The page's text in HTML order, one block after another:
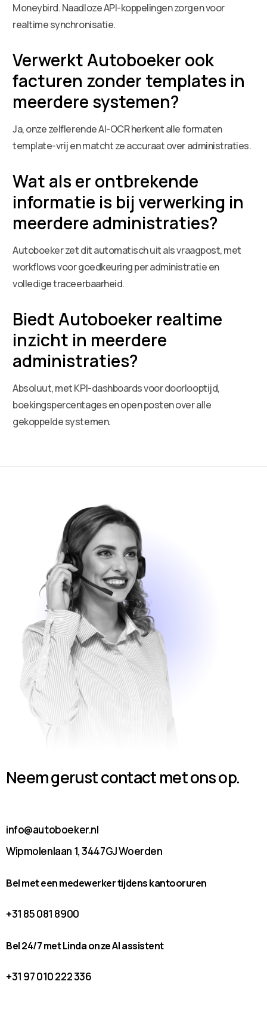
Moneybird. Naadloze API-koppelingen zorgen voor
realtime synchronisatie.
Verwerkt Autoboeker ook
facturen zonder templates in
meerdere systemen?
Ja, onze zelflerende AI-OCR herkent alle formaten
template-vrij en matcht ze accuraat over administraties.
Wat als er ontbrekende
informatie is bij verwerking in
meerdere administraties?
Autoboeker zet dit automatisch uit als vraagpost, met
workflows voor goedkeuring per administratie en
volledige traceerbaarheid.
Biedt Autoboeker realtime
inzicht in meerdere
administraties?
Absoluut, met KPI-dashboards voor doorlooptijd,
boekingspercentages en open posten over alle
gekoppelde systemen.
Neem gerust contact met ons op.
info@autoboeker.nl
Wipmolenlaan 1, 3447GJ Woerden
Bel met een medewerker tijdens kantooruren
+31 85 081 8900
Bel 24/7 met Linda onze AI assistent
+31 97 010 222 336